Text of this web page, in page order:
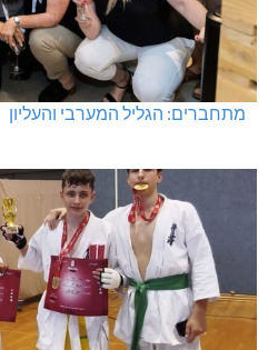
מתחברים: הגליל המערבי והעליון